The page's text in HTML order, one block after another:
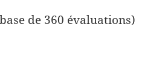
de 360 évaluations)